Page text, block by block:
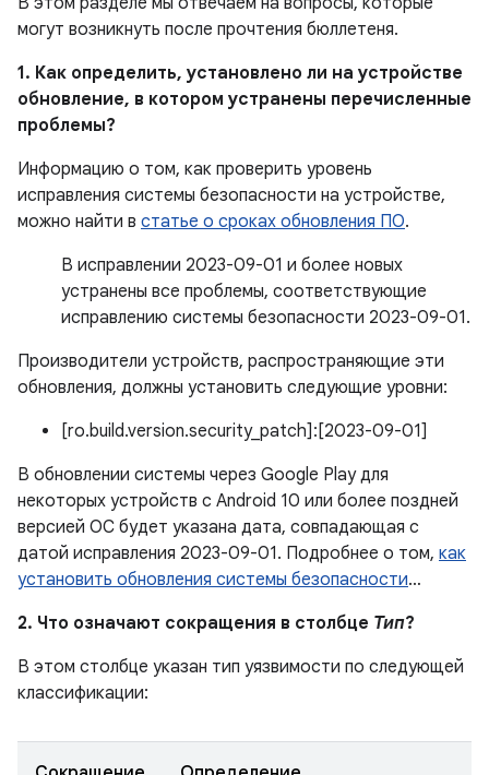
могут возникнуть после прочтения бюллетеня.
1. Как определить, установлено ли на устройстве
обновление, в котором устранены перечисленные
проблемы?
Информацию о том, как проверить уровень
исправления системы безопасности на устройстве,
можно найти в статье о сроках обновления ПО.
В исправлении 2023-09-01 и более новых
устранены все проблемы, соответствующие
исправлению системы безопасности 2023-09-01.
Производители устройств, распространяющие эти
обновления, должны установить следующие уровни:
[ro.build.version.security_patch]:[2023-09-01]
В обновлении системы через Google Play для
некоторых устройств с Android 10 или более поздней
версией ОС будет указана дата, совпадающая с
датой исправления 2023-09-01. Подробнее о том, как
установить обновления системы безопасности…
2. Что означают сокращения в столбце Тип?
В этом столбце указан тип уязвимости по следующей
классификации: